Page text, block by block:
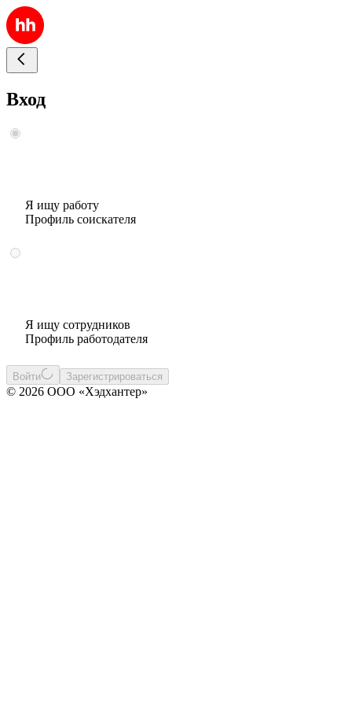
Вход
Я ищу работу
Профиль соискателя
Я ищу сотрудников
Профиль работодателя
Войти Зарегистрироваться
© 2026 ООО «Хэдхантер»